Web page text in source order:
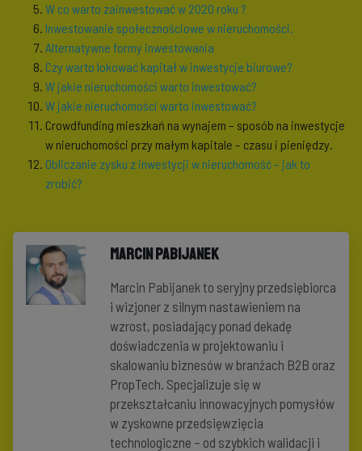
W co warto zainwestować w 2020 roku ?
Inwestowanie społecznościowe w nieruchomości.
Alternatywne formy inwestowania
Czy warto lokować kapitał w inwestycje biurowe?
W jakie nieruchomości warto inwestować?
W jakie nieruchomości warto inwestować?
Crowdfunding mieszkań na wynajem – sposób na inwestycje
w nieruchomości przy małym kapitale – czasu i pieniędzy.
Obliczanie zysku z inwestycji w nieruchomość – jak to
zrobić?
Marcin Pabijanek
Marcin Pabijanek to seryjny przedsiębiorca
i wizjoner z silnym nastawieniem na
wzrost, posiadający ponad dekadę
doświadczenia w projektowaniu i
skalowaniu biznesów w branżach B2B oraz
PropTech. Specjalizuje się w
przekształcaniu innowacyjnych pomysłów
w zyskowne przedsięwzięcia
technologiczne – od szybkich walidacji i